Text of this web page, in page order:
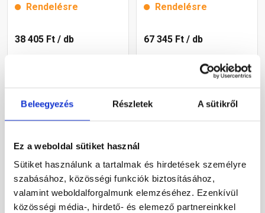
Beleegyezés Részletek A sütikről
Ez a weboldal sütiket használ
Sütiket használunk a tartalmak és hirdetések személyre
szabásához, közösségi funkciók biztosításához,
valamint weboldalforgalmunk elemzéséhez. Ezenkívül
közösségi média-, hirdető- és elemező partnereinkkel
Rendelésre
38 405 Ft / db
Rendelésre
67 345 Ft / db
Megnézem